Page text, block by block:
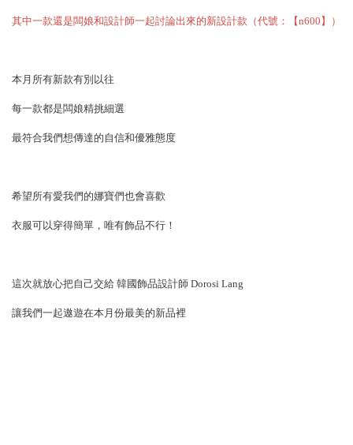
其中一款還是闆娘和設計師一起討論出來的新設計款（代號：【n600】）
本月所有新款有別以往
每一款都是闆娘精挑細選
最符合我們想傳達的自信和優雅態度
希望所有愛我們的娜寶們也會喜歡
衣服可以穿得簡單，唯有飾品不行！
這次就放心把自己交給 韓國飾品設計師 Dorosi Lang
讓我們一起遨遊在本月份最美的新品裡